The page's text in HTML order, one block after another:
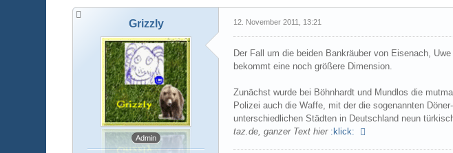
Grizzly
Admin
12. November 2011, 13:21
Der Fall um die beiden Bankräuber von Eisenach,
bekommt eine noch größere Dimension.
Zunächst wurde bei Böhnhardt und Mundlos die
Polizei auch die Waffe, mit der die sogenannten
unterschiedlichen Städten in Deutschland neun
taz.de, ganzer Text hier :klick: